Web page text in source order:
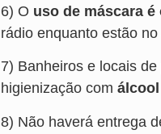
6) O uso de máscara
rádio enquanto estão no
7) Banheiros e locais
higienização com álcool
8) Não haverá entrega